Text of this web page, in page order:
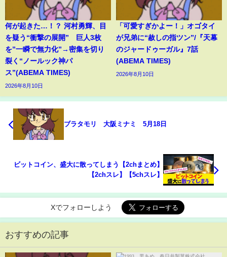
何が起きた…！？ 河村勇輝、目
を疑う“衝撃の展開” 巨人3枚
を”一瞬で無力化”→密集を切り
裂く“ノールック神パ
ス”(ABEMA TIMES)
2026年8月10日
「可愛すぎかよー！」オゴタイ
が兄弟に“赦しの指ツン”/『天幕
のジャードゥーガル』7話
(ABEMA TIMES)
2026年8月10日
ブラタモリ 大阪ミナミ 5月18日
ビットコイン、盛大に散ってしまう【2chまとめ】
【2chスレ】【5chスレ】
Xでフォローしよう
おすすめの記事